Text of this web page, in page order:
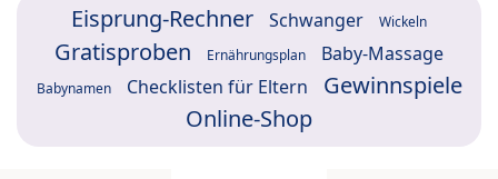
Eisprung-Rechner Schwanger Wickeln
Gratisproben Ernährungsplan Baby-Massage
Babynamen Checklisten für Eltern
Gewinnspiele
Online-Shop